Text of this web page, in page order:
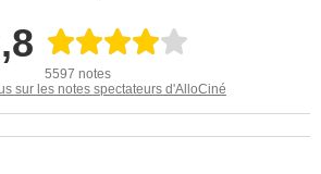
5597 notes
sur les notes spectateurs d'AlloCiné